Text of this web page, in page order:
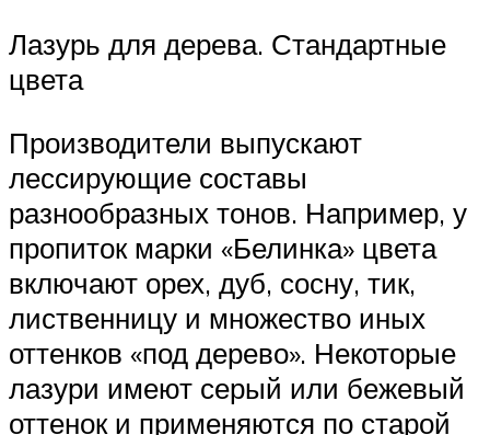
Лазурь для дерева. Стандартные
цвета
Производители выпускают
лессирующие составы
разнообразных тонов. Например, у
пропиток марки «Белинка» цвета
включают орех, дуб, сосну, тик,
лиственницу и множество иных
оттенков «под дерево». Некоторые
лазури имеют серый или бежевый
оттенок и применяются по старой